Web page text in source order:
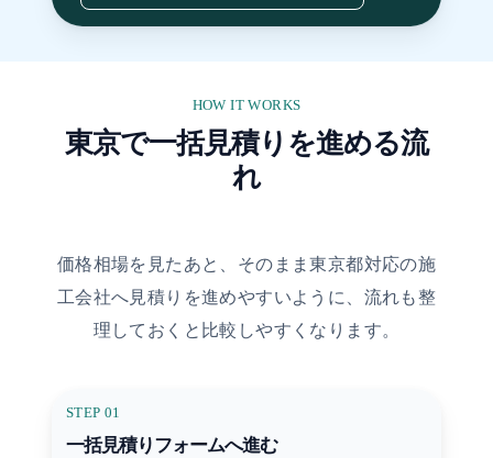
HOW IT WORKS
東京で一括見積りを進める流
れ
価格相場を見たあと、そのまま東京都対応の施
工会社へ見積りを進めやすいように、流れも整
理しておくと比較しやすくなります。
STEP 01
一括見積りフォームへ進む